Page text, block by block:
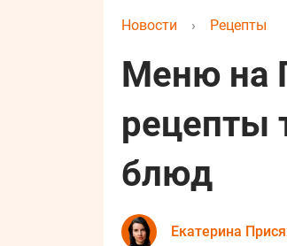
Новости › Рецепты
Меню на
рецепты
блюд
Екатерина